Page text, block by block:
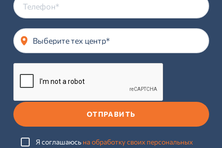
Выберите тех центр*
ОТПРАВИТЬ
Я соглашаюсь на обработку своих персональных